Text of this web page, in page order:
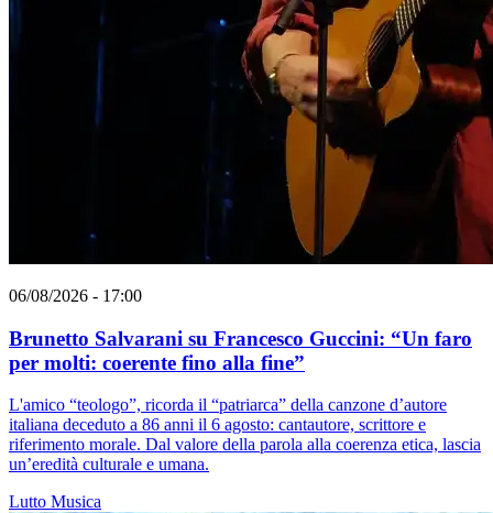
06/08/2026 - 17:00
Brunetto Salvarani su Francesco Guccini: “Un faro
per molti: coerente fino alla fine”
L'amico “teologo”, ricorda il “patriarca” della canzone d’autore
italiana deceduto a 86 anni il 6 agosto: cantautore, scrittore e
riferimento morale. Dal valore della parola alla coerenza etica, lascia
un’eredità culturale e umana.
Lutto Musica